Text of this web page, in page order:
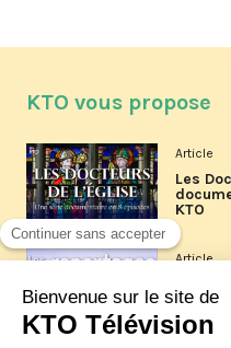
KTO vous propose
Article
Les
KTO
Article
Les